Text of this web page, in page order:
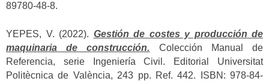
89780-48-8.
YEPES, V. (2022). Gestión de costes y producción de
maquinaria de construcción. Colección Manual de
Referencia, serie Ingeniería Civil. Editorial Universitat
Politècnica de València, 243 pp. Ref. 442. ISBN: 978-84-